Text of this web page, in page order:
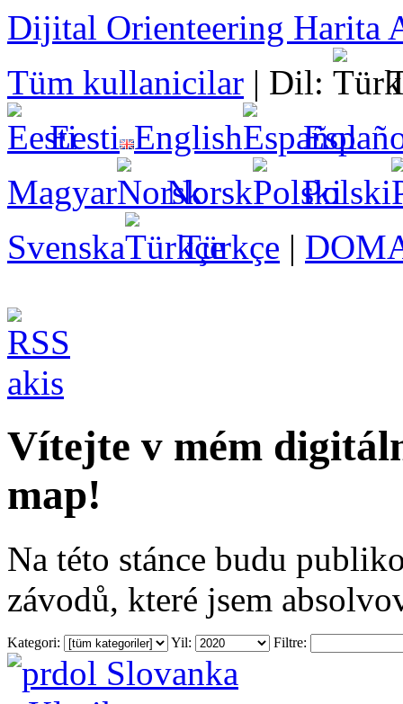
Dijital Orienteering Harita
Tüm kullanicilar | Dil:
Eesti English
Magyar
Norsk
Polski
Svenska
Türkçe |
Vítejte v mém
map!
Na této stánce budu
závodů, které jsem
Kategori: Yil: Filtre: